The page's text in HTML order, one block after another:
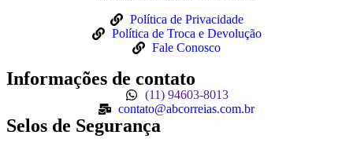
Política de Privacidade
Política de Troca e Devolução
Fale Conosco
Informações de contato
(11) 94603-8013
contato@abcorreias.com.br
Selos de Segurança